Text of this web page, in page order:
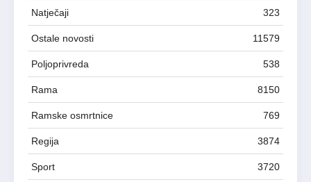
Natječaji 323
Ostale novosti 11579
Poljoprivreda 538
Rama 8150
Ramske osmrtnice 769
Regija 3874
Sport 3720